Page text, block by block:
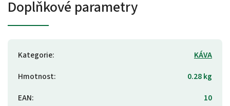
Doplňkové parametry
Kategorie:
KÁVA
Hmotnost:
0.28 kg
EAN:
10